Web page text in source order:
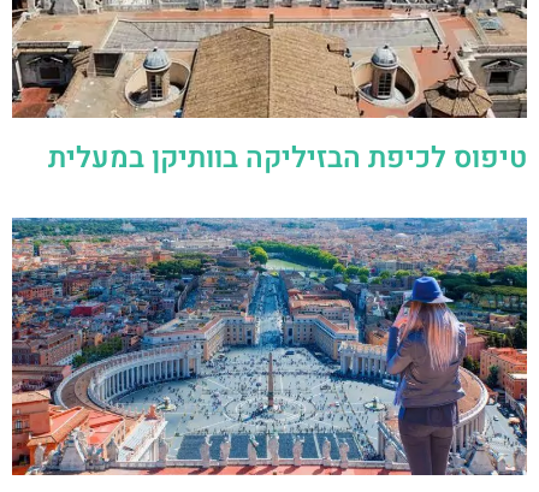
טיפוס לכיפת הבזיליקה בוותיקן במעלית